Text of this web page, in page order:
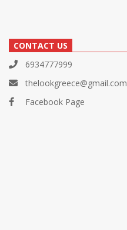
CONTACT US
6934777999
thelookgreece@gmail.com
Facebook Page